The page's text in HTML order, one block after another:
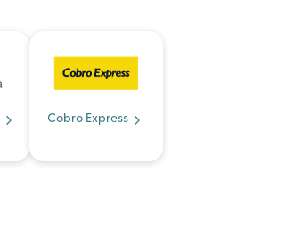
Cobro Express